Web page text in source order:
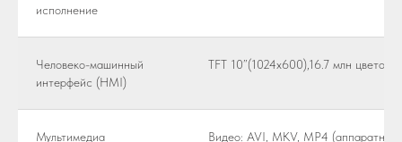
исполнение
Человеко-машинный
интерфейс (HMI)
TFT 10”(1024x600),16.7 млн
Мультимедиа
Видео: AVI, MKV, MP4